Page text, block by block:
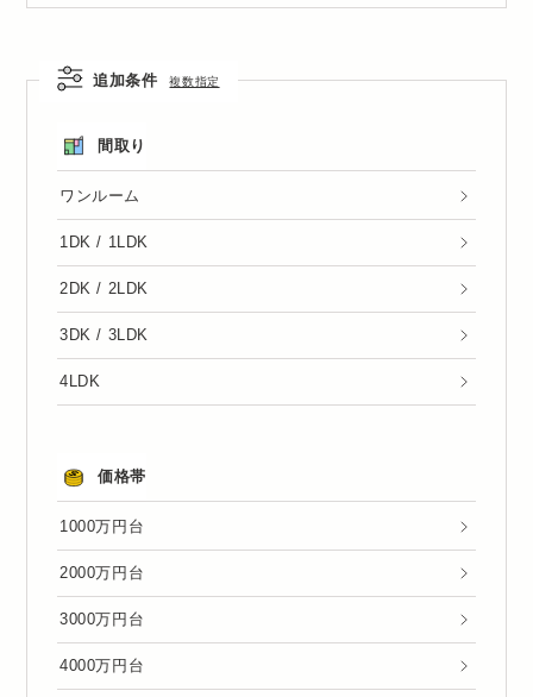
追加条件 複数指定
間取り
ワンルーム
1DK / 1LDK
2DK / 2LDK
3DK / 3LDK
4LDK
価格帯
1000万円台
2000万円台
3000万円台
4000万円台